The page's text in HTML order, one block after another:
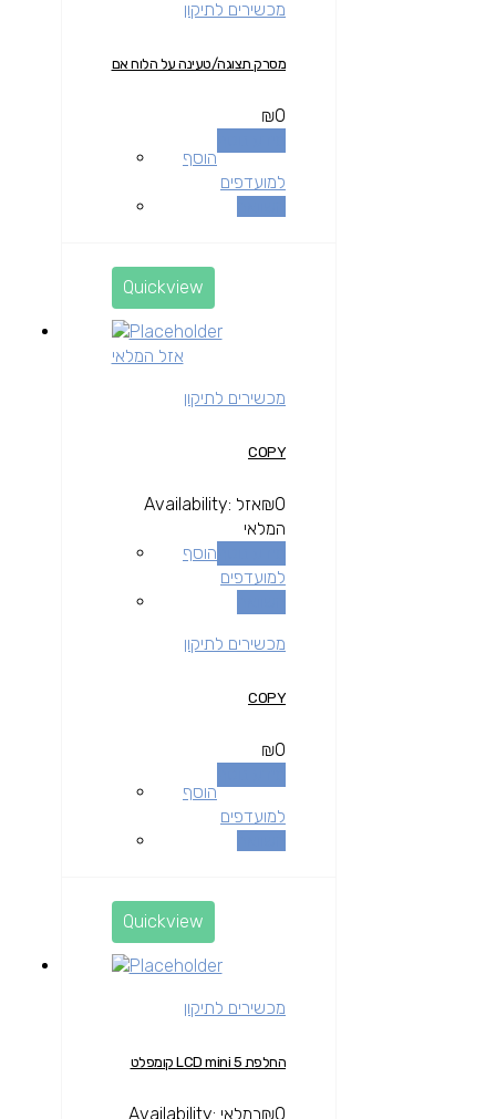
מכשירים לתיקון
מסרק תצוגה/טעינה על הלוח אם
₪0
הוסף
למועדפים
Quickview
אזל המלאי
מכשירים לתיקון
COPY
₪0
Availability: אזל
המלאי
הוסף
למועדפים
מכשירים לתיקון
COPY
₪0
הוסף
למועדפים
Quickview
מכשירים לתיקון
החלפת LCD mini 5 קומפלט
₪0
Availability: במלאי